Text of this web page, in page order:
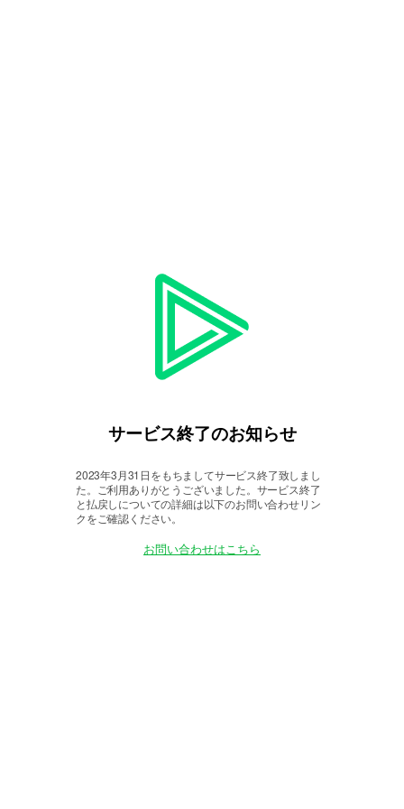
サービス終了のお知らせ
2023年3月31日をもちましてサービス終了致しまし
た。
ご利用ありがとうございました。サービス終了
と払戻しについての詳細は以下のお問い合わせリン
クをご確認ください。
お問い合わせはこちら